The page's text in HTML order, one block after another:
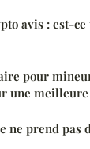
avis : est-
pour
une
ne prend pas